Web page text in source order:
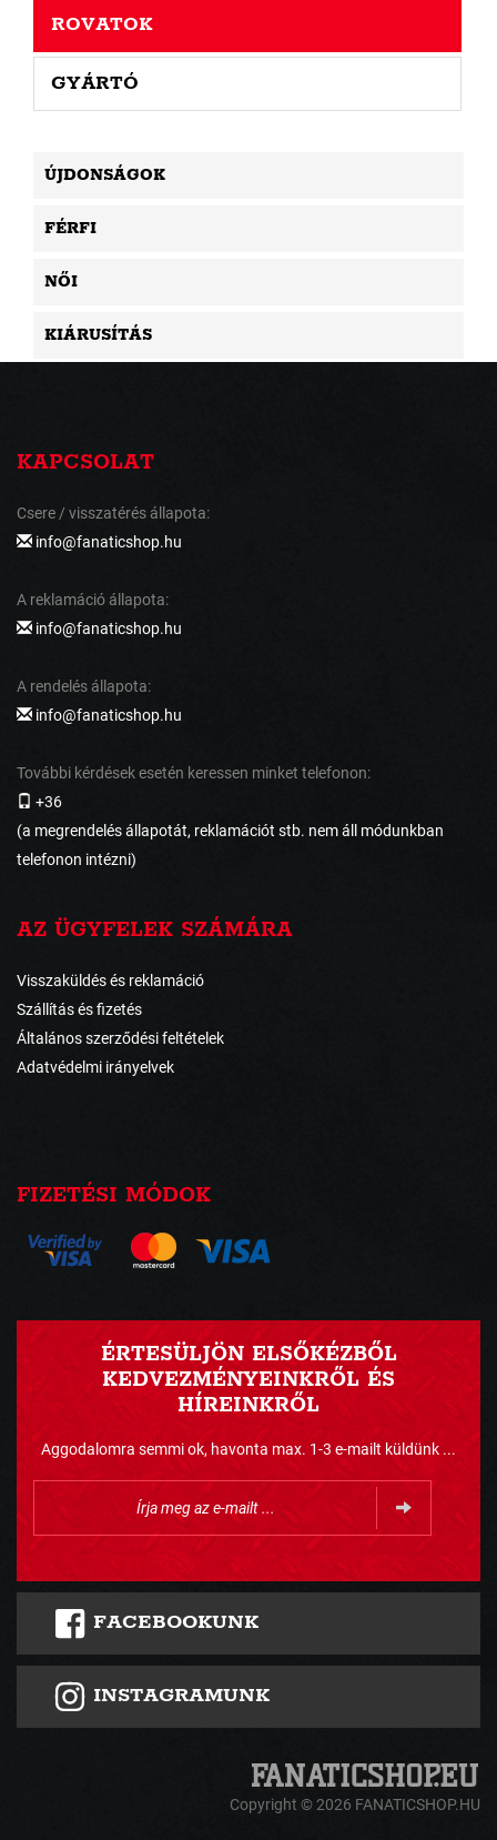
ROVATOK
GYÁRTÓ
ÚJDONSÁGOK
FÉRFI
NŐI
KIÁRUSÍTÁS
KAPCSOLAT
Csere / visszatérés állapota:
info@fanaticshop.hu
A reklamáció állapota:
info@fanaticshop.hu
A rendelés állapota:
info@fanaticshop.hu
További kérdések esetén keressen minket telefonon:
+36
(a megrendelés állapotát, reklamációt stb. nem áll módunkban
telefonon intézni)
AZ ÜGYFELEK SZÁMÁRA
Visszaküldés és reklamáció
Szállítás és fizetés
Általános szerződési feltételek
Adatvédelmi irányelvek
FIZETÉSI MÓDOK
ÉRTESÜLJÖN ELSŐKÉZBŐL
KEDVEZMÉNYEINKRŐL ÉS
HÍREINKRŐL
Aggodalomra semmi ok, havonta max. 1-3 e-mailt küldünk ...
FACEBOOKUNK
INSTAGRAMUNK
Copyright © 2026 FANATICSHOP.HU